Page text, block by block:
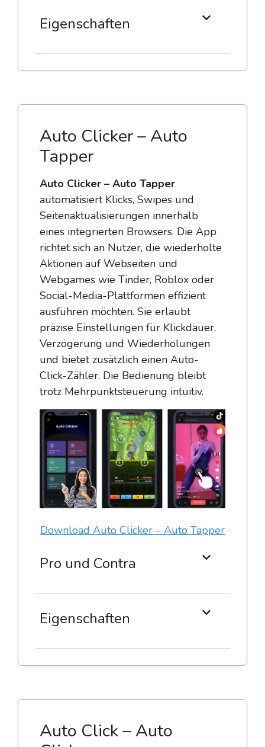
Eigenschaften
Auto Clicker – Auto
Tapper
Auto Clicker – Auto Tapper
automatisiert Klicks, Swipes und
Seitenaktualisierungen innerhalb
eines integrierten Browsers. Die App
richtet sich an Nutzer, die wiederholte
Aktionen auf Webseiten und
Webgames wie Tinder, Roblox oder
Social-Media-Plattformen effizient
ausführen möchten. Sie erlaubt
präzise Einstellungen für Klickdauer,
Verzögerung und Wiederholungen
und bietet zusätzlich einen Auto-
Click-Zähler. Die Bedienung bleibt
trotz Mehrpunktsteuerung intuitiv.
Download Auto Clicker – Auto Tapper
Pro und Contra
Eigenschaften
Auto Click – Auto